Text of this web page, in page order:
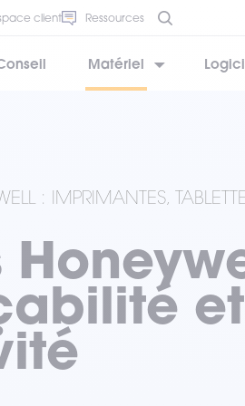
client Ressources
Matériel
: IMPRIMANTES,